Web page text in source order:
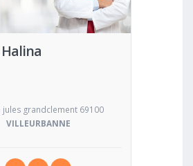
jules grandclement 69100
VILLEURBANNE